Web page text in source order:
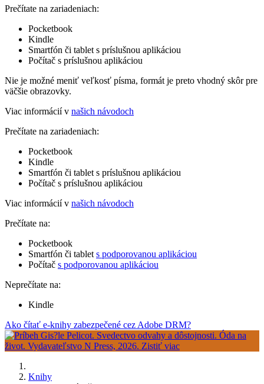
Prečítate na zariadeniach:
Pocketbook
Kindle
Smartfón či tablet s príslušnou aplikáciou
Počítač s príslušnou aplikáciou
Nie je možné meniť veľkosť písma, formát je preto vhodný skôr pre
väčšie obrazovky.
Viac informácií v našich návodoch
Prečítate na zariadeniach:
Pocketbook
Kindle
Smartfón či tablet s príslušnou aplikáciou
Počítač s príslušnou aplikáciou
Viac informácií v našich návodoch
Prečítate na:
Pocketbook
Smartfón či tablet s podporovanou aplikáciou
Počítač s podporovanou aplikáciou
Neprečítate na:
Kindle
Ako čítať e-knihy zabezpečené cez Adobe DRM?
Knihy